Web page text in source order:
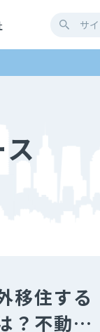
移住する
？不動産